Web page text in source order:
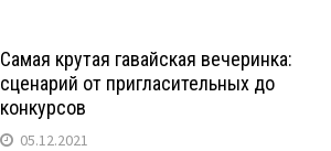
Самая крутая гавайская вечеринка:
сценарий от пригласительных до
конкурсов
05.12.2021